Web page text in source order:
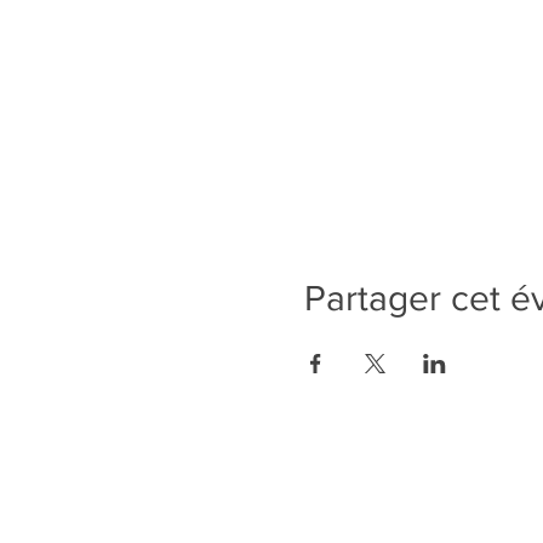
Partager cet